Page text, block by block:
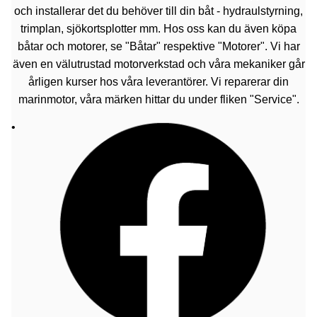
och installerar det du behöver till din båt - hydraulstyrning,
trimplan, sjökortsplotter mm. Hos oss kan du även köpa
båtar och motorer, se "Båtar" respektive "Motorer". Vi har
även en välutrustad motorverkstad och våra mekaniker går
årligen kurser hos våra leverantörer. Vi reparerar din
marinmotor, våra märken hittar du under fliken "Service".